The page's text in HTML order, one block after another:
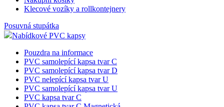
Klecové vozíky a rollkontejnery
Posuvná stupátka
Nabídkové PVC kapsy
Pouzdra na informace
PVC samolepící kapsa tvar C
PVC samolepící kapsa tvar D
PVC nelepící kapsa tvar U
PVC samolepící kapsa tvar U
PVC kapsa tvar C